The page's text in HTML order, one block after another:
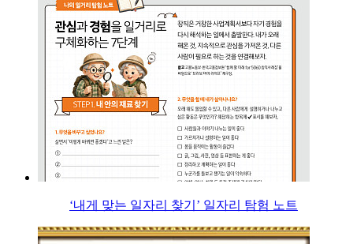
‘내게 맞는 일자리 찾기’ 일자리 탐험 노트